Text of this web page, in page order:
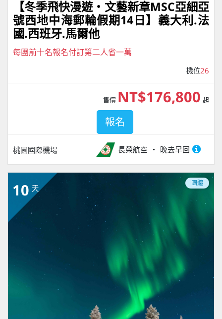
【冬季飛快漫遊・文藝新章MSC亞細亞
號西地中海郵輪假期14日】義大利.法
國.西班牙.馬爾他
每團前十名報名付訂第二人省一萬
機位26
桃園國際機場 長榮航空 晚去早回
售價 NT$176,800 起
報名
10 天
團體